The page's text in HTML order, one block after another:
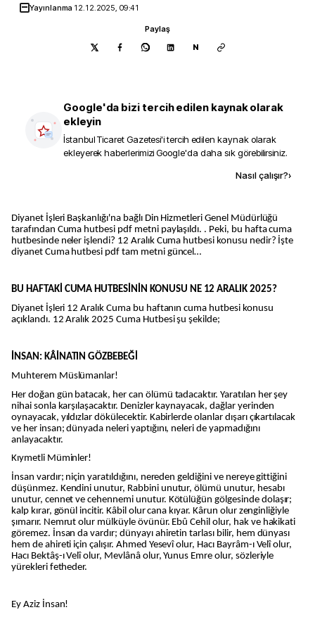
Yayınlanma 12.12.2025, 09:41
Paylaş
N
Google'da bizi tercih edilen kaynak olarak
ekleyin
İstanbul Ticaret Gazetesi'i tercih edilen kaynak olarak
ekleyerek haberlerimizi Google'da daha sık görebilirsiniz.
Nasıl çalışır?›
Diyanet İşleri Başkanlığı'na bağlı Din Hizmetleri Genel Müdürlüğü
tarafından Cuma hutbesi pdf metni paylaşıldı. . Peki, bu hafta cuma
hutbesinde neler işlendi? 12 Aralık Cuma hutbesi konusu nedir? İşte
diyanet Cuma hutbesi pdf tam metni güncel…
BU HAFTAKİ CUMA HUTBESİNİN KONUSU NE 12 ARALIK 2025?
Diyanet İşleri 12 Aralık Cuma bu haftanın cuma hutbesi konusu
açıklandı. 12 Aralık 2025 Cuma Hutbesi şu şekilde;
İNSAN: KÂİNATIN GÖZBEBEĞİ
Muhterem Müslümanlar!
Her doğan gün batacak, her can ölümü tadacaktır. Yaratılan her şey
nihai sonla karşılaşacaktır. Denizler kaynayacak, dağlar yerinden
oynayacak, yıldızlar dökülecektir. Kabirlerde olanlar dışarı çıkartılacak
ve her insan; dünyada neleri yaptığını, neleri de yapmadığını
anlayacaktır.
Kıymetli Müminler!
İnsan vardır; niçin yaratıldığını, nereden geldiğini ve nereye gittiğini
düşünmez. Kendini unutur, Rabbini unutur, ölümü unutur, hesabı
unutur, cennet ve cehennemi unutur. Kötülüğün gölgesinde dolaşır;
kalp kırar, gönül incitir. Kâbil olur cana kıyar. Kârun olur zenginliğiyle
şımarır. Nemrut olur mülküyle övünür. Ebû Cehil olur, hak ve hakikati
göremez. İnsan da vardır; dünyayı ahiretin tarlası bilir, hem dünyası
hem de ahireti için çalışır. Ahmed Yesevî olur, Hacı Bayrâm-ı Velî olur,
Hacı Bektâş-ı Velî olur, Mevlânâ olur, Yunus Emre olur, sözleriyle
yürekleri fetheder.
Ey Aziz İnsan!